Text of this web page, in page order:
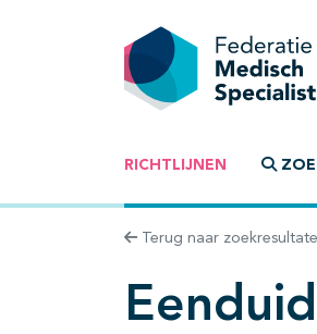
RICHTLIJNEN
Terug naar